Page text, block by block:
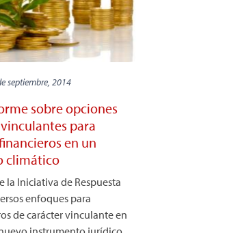
septiembre, 2014
sobre opciones
para
en un
climático
la Iniciativa de Respuesta
enfoques para
de carácter vinculante en